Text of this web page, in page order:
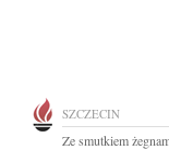
SZCZECIN
Ze smutkiem